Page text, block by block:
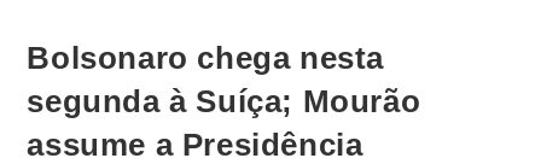
Bolsonaro chega nesta
segunda à Suíça; Mourão
assume a Presidência